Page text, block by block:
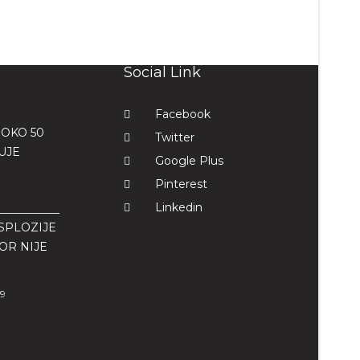
50
NIJE
Social Link
Facebook
Twitter
Google Plus
Pinterest
Linkedin